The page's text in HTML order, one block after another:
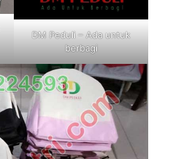
DM Peduli – Ada untuk
berbagi